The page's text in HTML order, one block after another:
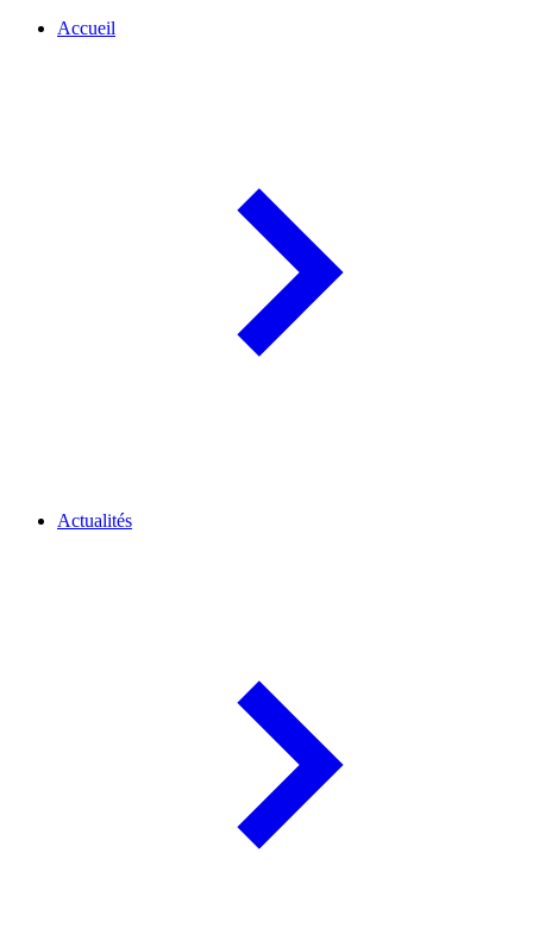
Accueil
Actualités